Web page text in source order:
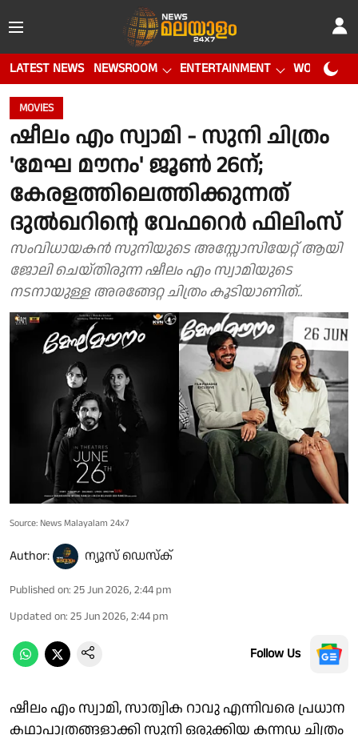
LATEST NEWS NEWSROOM ENTERTAINMENT WORLD CUP
MOVIES
ഷീലം എം സ്വാമി - സുനി ചിത്രം
'മേഘ മൗനം' ജൂൺ 26ന്;
കേരളത്തിലെത്തിക്കുന്നത്
ദുൽഖറിൻ്റെ വേഫറെർ ഫിലിംസ്
സംവിധായകൻ സുനിയുടെ അസ്സോസിയേറ്റ് ആയി
ജോലി ചെയ്തിരുന്ന ഷീലം എം സ്വാമിയുടെ
നടനായുള്ള അരങ്ങേറ്റ ചിത്രം കൂടിയാണിത്..
Source: News Malayalam 24x7
Author: ന്യൂസ് ഡെസ്ക്
Published on: 25 Jun 2026, 2:44 pm
Updated on: 25 Jun 2026, 2:44 pm
Follow Us
ഷീലം എം സ്വാമി, സാത്വിക റാവു എന്നിവരെ പ്രധാന
കഥാപാത്രങ്ങളാക്കി സുനി ഒരുക്കിയ കന്നഡ ചിത്രം